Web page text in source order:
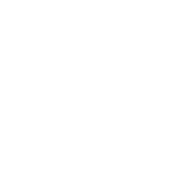
El mercado
Costa del Sol,
resistente a